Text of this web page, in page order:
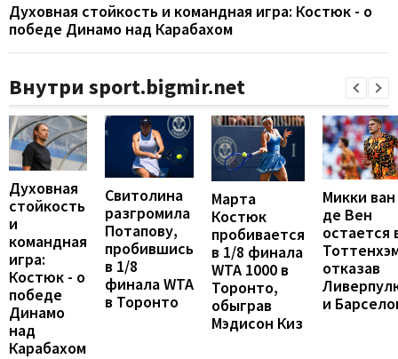
Духовная стойкость и командная игра: Костюк - о
победе Динамо над Карабахом
Внутри sport.bigmir.net
Духовная
стойкость
и
командная
игра:
Костюк - о
победе
Динамо
над
Карабахом
Свитолина
разгромила
Потапову,
пробившись
в 1/8
финала WTA
в Торонто
Марта
Костюк
пробивается
в 1/8 финала
WTA 1000 в
Торонто,
обыграв
Мэдисон Киз
Микки ван
де Вен
остается
отказав
и